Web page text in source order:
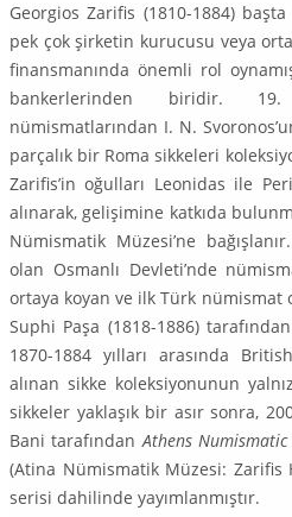
Georgios Zarifis (1810-1884)
pek çok şir­ketin kurucusu veya
finansmanında önemli rol
bankerlerinden biridir.
nümismatlarından I. N.
par­çalık bir Roma sikkeleri
Zarifis’in oğul­ları Leonidas ile
alınarak, gelişimine katkıda
Nümismatik Müzesi’ne
olan Osmanlı Devleti’nde
ortaya koyan ve ilk Türk
Suphi Paşa (1818-1886)
1870-1884 yılları ara­sında
alınan sikke koleksiyonunun
sikkeler yaklaşık bir asır sonra,
Bani tarafındanAthens
(Atina Nümismatik Müzesi: Zarifis
se­ri­si dahilinde yayımlanmıştır.